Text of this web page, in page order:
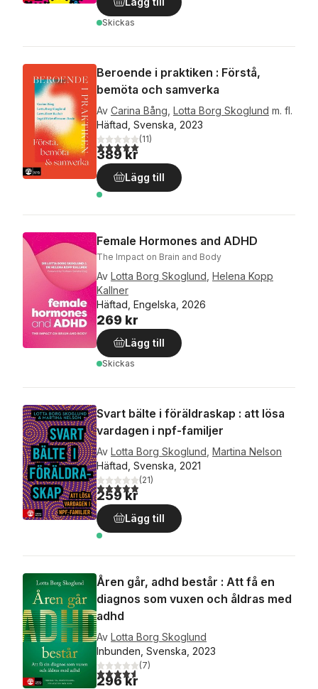
Skickas
Beroende i praktiken : Förstå,
bemöta och samverka
Av Carina Bång Lotta Borg Skoglund m. fl.
Häftad, Svenska, 2023
5,0utav 5 stjärnor. Totalt antal röster:
(11)
389 kr
Lägg till
Female Hormones and ADHD
The Impact on Brain and Body
Av Lotta Borg Skoglund Helena Kopp
Kallner
Häftad, Engelska, 2026
269 kr
Lägg till
Skickas
Svart bälte i föräldraskap : att lösa
vardagen i npf-familjer
Av Lotta Borg Skoglund Martina Nelson
Häftad, Svenska, 2021
4,9utav 5 stjärnor. Totalt antal röster:
(21)
259 kr
Lägg till
Åren går, adhd består : Att få en
diagnos som vuxen och åldras med
adhd
Av Lotta Borg Skoglund
Inbunden, Svenska, 2023
4,6utav 5 stjärnor. Totalt antal röster:
(7)
296 kr